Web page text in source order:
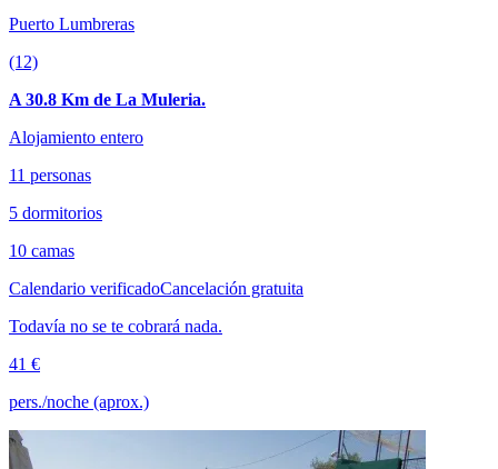
Puerto Lumbreras
(12)
A 30.8 Km de La Muleria.
Alojamiento entero
11 personas
5 dormitorios
10 camas
Calendario verificadoCancelación gratuita
Todavía no se te cobrará nada.
41 €
pers./noche (aprox.)